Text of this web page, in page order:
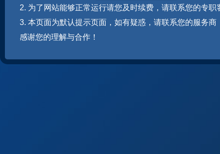
2. 为了网站能够正常运行请您及时续费，请联系您的专职
3. 本页面为默认提示页面，如有疑惑，请联系您的服务商
感谢您的理解与合作！